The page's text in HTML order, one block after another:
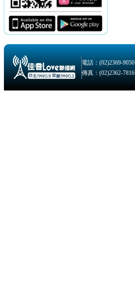
電話：(02)2369-9050
傳真：(02)2362-7816